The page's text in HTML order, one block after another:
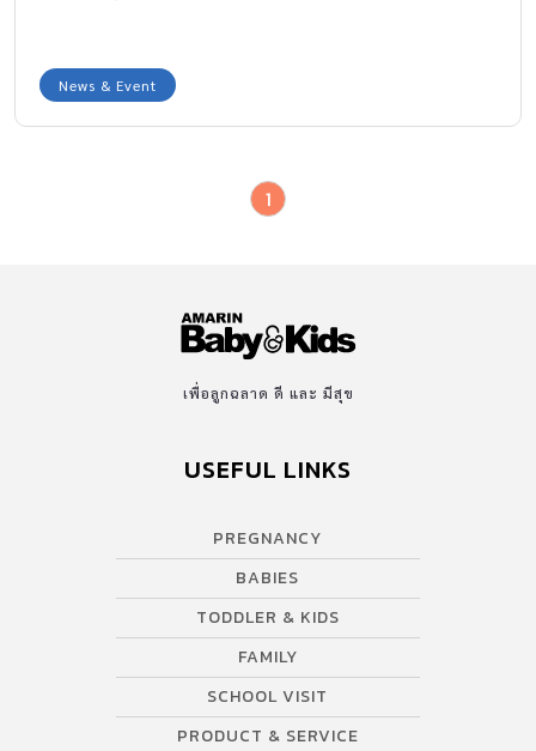
News & Event
1
เพื่อลูกฉลาด ดี และ มีสุข
USEFUL LINKS
PREGNANCY
BABIES
TODDLER & KIDS
FAMILY
SCHOOL VISIT
PRODUCT & SERVICE